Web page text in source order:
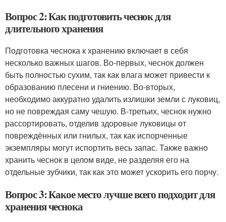
Вопрос 2: Как подготовить чеснок для
длительного хранения
Подготовка чеснока к хранению включает в себя
несколько важных шагов. Во-первых, чеснок должен
быть полностью сухим, так как влага может привести к
образованию плесени и гниению. Во-вторых,
необходимо аккуратно удалить излишки земли с луковиц,
но не повреждая саму чешую. В-третьих, чеснок нужно
рассортировать, отделив здоровые луковицы от
повреждённых или гнилых, так как испорченные
экземпляры могут испортить весь запас. Также важно
хранить чеснок в целом виде, не разделяя его на
отдельные зубчики, так как это может ускорить его порчу.
Вопрос 3: Какое место лучше всего подходит для
хранения чеснока